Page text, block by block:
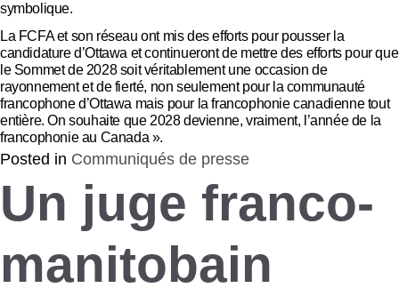
symbolique.
La FCFA et son réseau ont mis des efforts pour pousser la
candidature d’Ottawa et continueront de mettre des efforts pour que
le Sommet de 2028 soit véritablement une occasion de
rayonnement et de fierté, non seulement pour la communauté
francophone d’Ottawa mais pour la francophonie canadienne tout
entière. On souhaite que 2028 devienne, vraiment, l’année de la
francophonie au Canada ».
Posted in Communiqués de presse
Un juge franco-
manitobain